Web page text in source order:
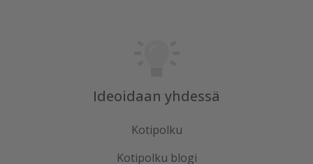
Ideoidaan yhdessä
Kotipolku
Kotipolku blogi